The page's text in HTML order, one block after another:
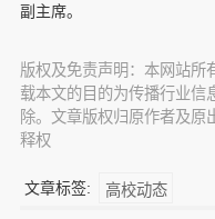
副主席。
版权及免责声明：本网站所
载本文的目的为传播行业信
除。文章版权归原作者及原
释权
文章标签: 高校动态